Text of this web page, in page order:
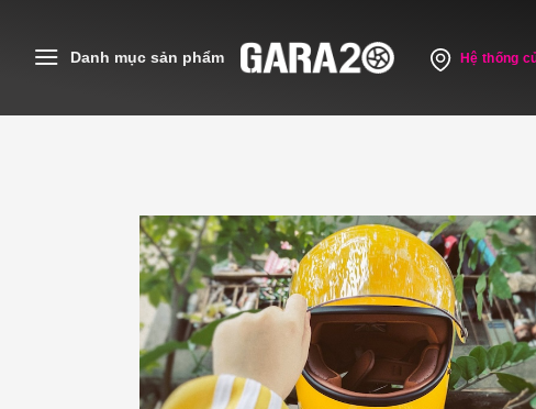
content
Danh mục sản phẩm Hệ thống